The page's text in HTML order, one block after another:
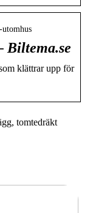
Biltema.se
klättrar upp för
tomtedräkt